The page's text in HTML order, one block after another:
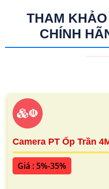
THAM
CHÍNH
☫
Camera PT Ốp Trần
Giá : 5%-35%